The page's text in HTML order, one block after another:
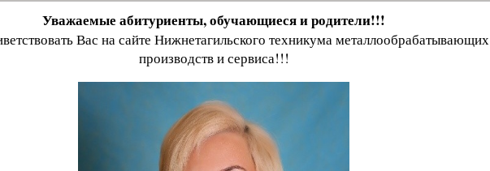
Уважаемые абитуриенты, обучающиеся и родители!!!
Вас на сайте Нижнетагильского техникума металлообрабатывающих
производств и сервиса!!!